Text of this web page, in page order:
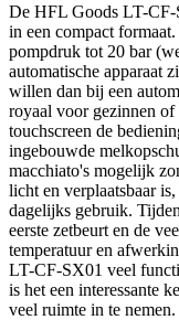
De HFL Goods LT-CF-
in een compact
pompdruk tot 20 bar
automatische apparaat
willen dan bij een
royaal voor gezinnen
touchscreen de
ingebouwde
macchiato's mogelijk
licht en verplaatsbaar
dagelijks gebruik.
eerste zetbeurt en de
temperatuur en
LT-CF-SX01 veel
is het een interessante
veel ruimte in te nemen.